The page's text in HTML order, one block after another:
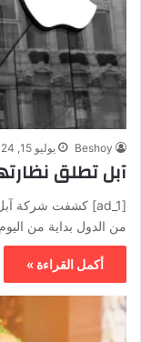
Beshoy يوليو 15, 2024
آبل تطلق نظارتها
من الدول بداية من
أكمل القراءة »